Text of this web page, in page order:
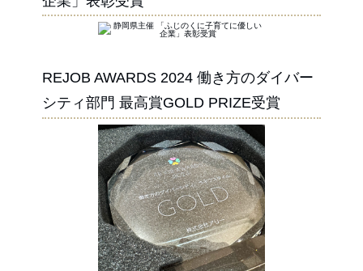
REJOB AWARDS 2024 働き方のダイバー
シティ部門 最高賞GOLD PRIZE受賞